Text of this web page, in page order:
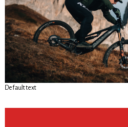
Default text